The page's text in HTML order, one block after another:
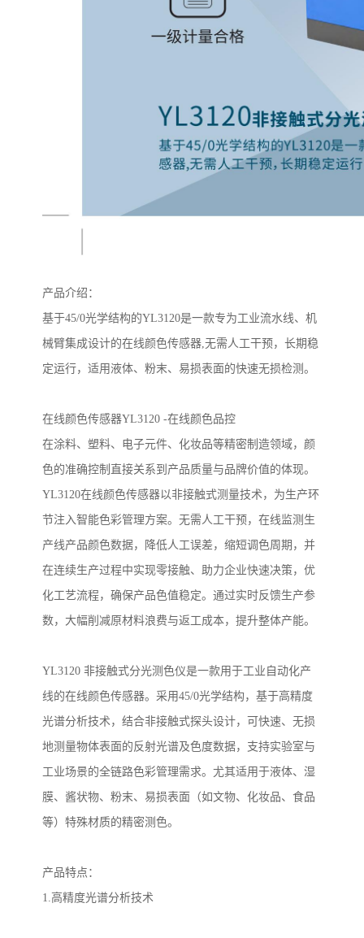
产品介绍 ：
基于45/0光学结构的YL3120是一款专为工业流水线、机
械臂集成设计的在线颜色传感器 无需人工干预，长期稳
定运行，适用液体、粉末、易损表面的快速无损检测。
在线颜色传感器YL3120 -在线颜色品控
在涂料、塑料、电子元件、化妆品等精密制造领域，颜
色的准确控制直接关系到产品质量与品牌价值的体现。
YL3120在线颜色传感器以非接触式测量技术，为生产环
节注入智能色彩管理方案。无需人工干预，在线监测生
产线产品颜色数据，降低人工误差，缩短调色周期，并
在连续生产过程中实现零接触、助力企业快速决策，优
化工艺流程，确保产品色值稳定。通过实时反馈生产参
数，大幅削减原材料浪费与返工成本，提升整体产能。
YL3120 非接触式分光测色仪是一款用于工业自动化产
线的在线颜色传感器。采用45/0光学结构，基于高精度
光谱分析技术，结合非接触式探头设计，可快速、无损
地测量物体表面的反射光谱及色度数据，支持实验室与
工业场景的全链路色彩管理需求。尤其适用于液体、湿
膜、酱状物、粉末、易损表面（如文物、化妆品、食品
等）特殊材质的精密测色。
产品特点 ：
1. 高精度光谱分析技术